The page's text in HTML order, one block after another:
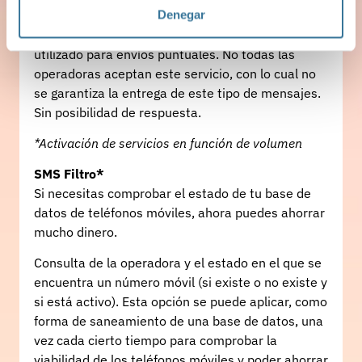
Denegar
Envíe mensajes SMS con remitente personalizado,
utilizado para envíos puntuales. No todas las
operadoras aceptan este servicio, con lo cual no
se garantiza la entrega de este tipo de mensajes.
Sin posibilidad de respuesta.
*Activación de servicios en función de volumen
SMS Filtro*
Si necesitas comprobar el estado de tu base de
datos de teléfonos móviles, ahora puedes ahorrar
mucho dinero.
Consulta de la operadora y el estado en el que se
encuentra un número móvil (si existe o no existe y
si está activo). Esta opción se puede aplicar, como
forma de saneamiento de una base de datos, una
vez cada cierto tiempo para comprobar la